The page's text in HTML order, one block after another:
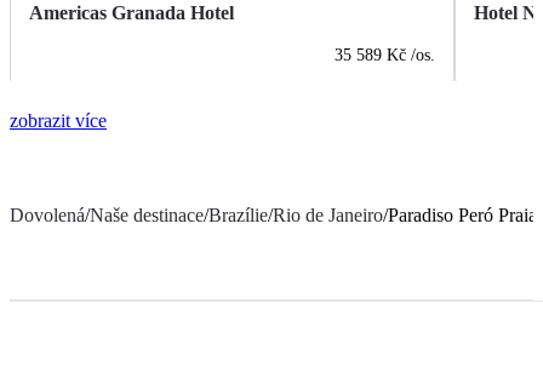
Americas Granada Hotel
35 589 Kč /os.
Hotel
zobrazit více
Dovolená/Naše destinace/Brazílie/Rio de Janeiro/Paradiso Peró Praia